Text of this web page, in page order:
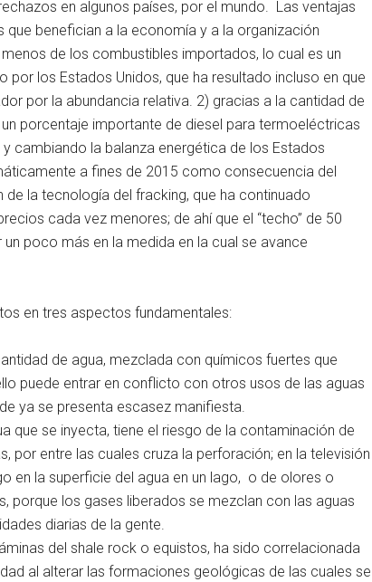
en algunos países, por el mundo. Las ventajas
benefician a la economía y a la organización
de los combustibles importados, lo cual es un
los Estados Unidos, que ha resultado incluso en que
por la abundancia relativa. 2) gracias a la cantidad de
porcentaje importante de diesel para termoeléctricas
cambiando la balanza energética de los Estados
a fines de 2015 como consecuencia del
la tecnología del fracking, que ha continuado
cada vez menores; de ahí que el “techo” de 50
poco más en la medida en la cual se avance
en tres aspectos fundamentales:
de agua, mezclada con químicos fuertes que
puede entrar en conflicto con otros usos de las aguas
ya se presenta escasez manifiesta.
que se inyecta, tiene el riesgo de la contaminación de
por entre las cuales cruza la perforación; en la televisión
en la superficie del agua en un lago, o de olores o
porque los gases liberados se mezclan con las aguas
diarias de la gente.
del shale rock o equistos, ha sido correlacionada
al alterar las formaciones geológicas de las cuales se